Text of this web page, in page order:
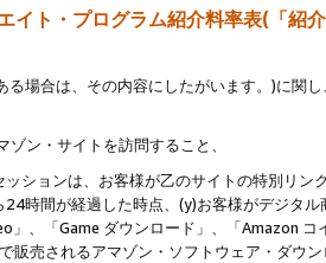
イト・プログラム紹介料率表(「紹
る場合は、その内容にしたがいます。)に関
ン・サイトを訪問すること、
ションは、お客様が乙のサイトの特別リ
時間が経過した時点、(y)お客様がデジタ
、「Game ダウンロード」、「Amazon
売されるアマゾン・ソフトウェア・ダウ